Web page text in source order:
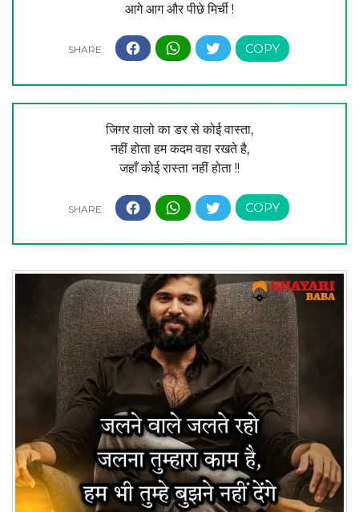
आगे आग और पीछे मिर्ची !
जिगर वालो का डर से कोई वास्ता,
नहीं होता हम कदम वहा रखते है,
जहाँ कोई रास्ता नहीं होता !!